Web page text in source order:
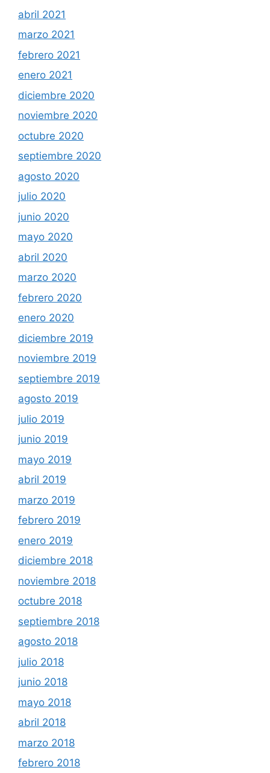
abril 2021
marzo 2021
febrero 2021
enero 2021
diciembre 2020
noviembre 2020
octubre 2020
septiembre 2020
agosto 2020
julio 2020
junio 2020
mayo 2020
abril 2020
marzo 2020
febrero 2020
enero 2020
diciembre 2019
noviembre 2019
septiembre 2019
agosto 2019
julio 2019
junio 2019
mayo 2019
abril 2019
marzo 2019
febrero 2019
enero 2019
diciembre 2018
noviembre 2018
octubre 2018
septiembre 2018
agosto 2018
julio 2018
junio 2018
mayo 2018
abril 2018
marzo 2018
febrero 2018